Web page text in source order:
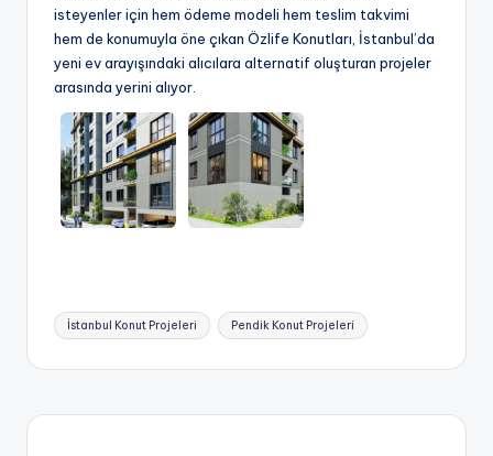
isteyenler için hem ödeme modeli hem teslim takvimi
hem de konumuyla öne çıkan Özlife Konutları, İstanbul’da
yeni ev arayışındaki alıcılara alternatif oluşturan projeler
arasında yerini alıyor.
Tags:
İstanbul Konut Projeleri Pendik Konut Projeleri